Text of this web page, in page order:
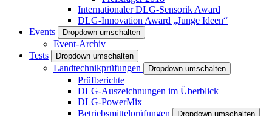
Internationaler DLG-Sensorik Award
DLG-Innovation Award „Junge Ideen“
Events
Dropdown umschalten
Event-Archiv
Tests
Dropdown umschalten
Landtechnikprüfungen Dropdown umschalten
Prüfberichte
DLG-Auszeichnungen im Überblick
DLG-PowerMix
Betriebsmittelprüfungen
Dropdown umschalten